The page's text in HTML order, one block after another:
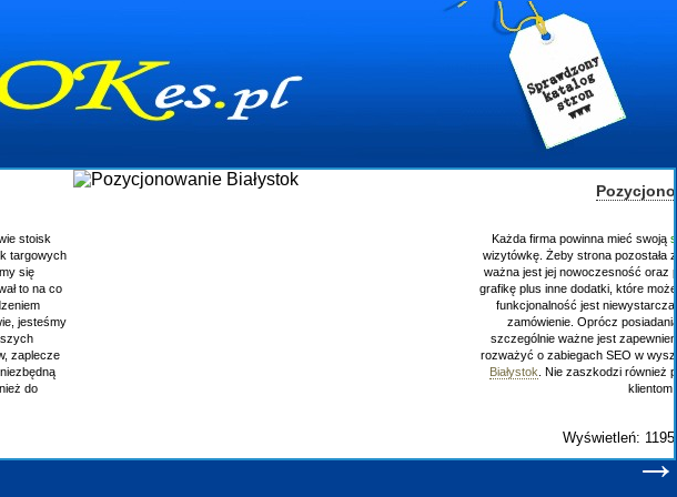
, która jednocześnie stanowi jej
wizytówkę. Żeby strona pozostała zapamiętana przez wirtualnego użytkownika
ważna jest jej nowoczesność oraz praktyczność. Warto uświetnić ją o ciekawą
grafikę plus inne dodatki, które możemy wynaleźć w Internecie. Nierzadko, iż ich
funkcjonalność jest niewystarczająca. Warto więc pomyśleć o skrypcie na
zamówienie. Oprócz posiadania firmowej stronystrony internetowej,
szczególnie ważne jest zapewnienie jej wejść - czyli jej popularyzacja. Warto
rozważyć o zabiegach SEO w wyszukiwarkach. Zapraszamy -pozycjonowanie
. Nie zaszkodzi również przypomnieć się co pewien czas zaufanym
→